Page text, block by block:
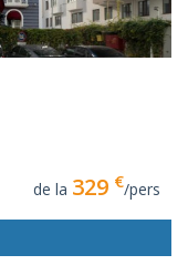
de la 329 €/pers